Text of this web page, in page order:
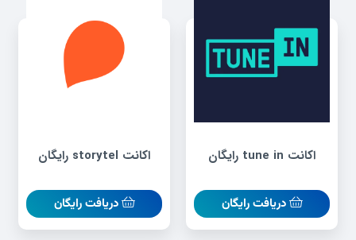
اکانت tune in رایگان
دریافت رایگان
اکانت storytel رایگان
دریافت رایگان